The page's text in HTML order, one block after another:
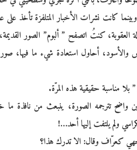
كانت نشرات الأخبار المتلفزة تأخذ
العقوبة، كنتُ اتصفح ” ألبوم” الصور
والأسود، أحاول استعادة شيء ما فيها،
مناسبة حقيقية هذه المرّة.
واضح تترجمه الصورة، ينبعث من نافذة ما
ولم يلتفت إليها أحد…!
كعرّاف وقال: الا تدرك هذا؟